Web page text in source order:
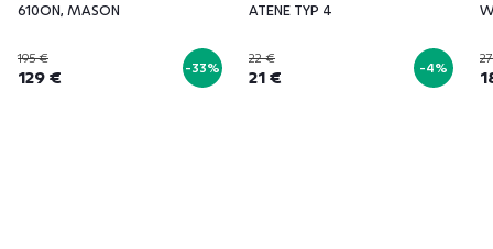
610ON, MASON
195 €
129 € -33%
ATENE TYP 4
22 €
21 € -4%